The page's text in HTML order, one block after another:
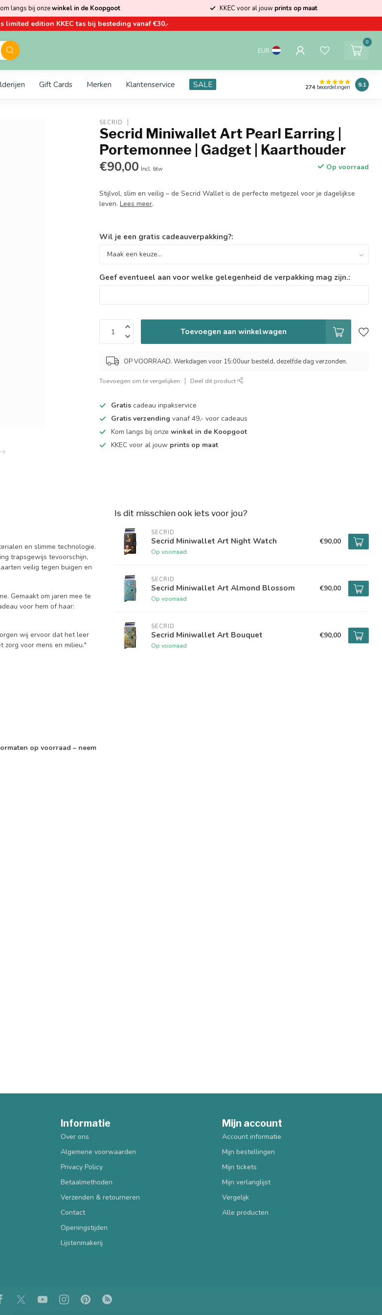
langs bij onzewinkel in de Koopgoot KKEC voor al jouw prints op maat
limited edition KKEC tas bij besteding vanaf €30,-
EUR
0
Gift Cards Merken Klantenservice SALE 274 beoordelingen 9.1
SECRID
Secrid Miniwallet Art Pearl Earring |
Portemonnee | Gadget | Kaarthouder
€90,00 Incl. btw Op voorraad
Stijlvol, slim en veilig – de Secrid Wallet is de perfecte metgezel voor je dagelijkse
leven.Lees meer.
Wil je een gratis cadeauverpakking?:
Geef eventueel aan voor welke gelegenheid de verpakking mag zijn.:
Toevoegen aan winkelwagen
OP VOORRAAD. Werkdagen voor 15:00uur besteld, dezelfde dag verzonden.
Toevoegen om te vergelijken Deel dit product
Gratis cadeau inpakservice
Gratis verzending vanaf 49,- voor cadeaus
Kom langs bij onzewinkel in de Koopgoot
KKEC voor al jouw prints op maat
en slimme technologie.
trapsgewijs tevoorschijn,
veilig tegen buigen en
Gemaakt om jaren mee te
voor hem of haar:
wij ervoor dat het leer
voor mens en milieu."
op voorraad – neem
Is dit misschien ook iets voor jou?
SECRID
Secrid Miniwallet Art Night Watch
Op voorraad
€90,00
SECRID
Secrid Miniwallet Art Almond Blossom
Op voorraad
€90,00
SECRID
Secrid Miniwallet Art Bouquet
Op voorraad
€90,00
Informatie
Over ons
Algemene voorwaarden
Privacy Policy
Betaalmethoden
Verzenden & retourneren
Contact
Openingstijden
Lijstenmakerij
Mijn account
Account informatie
Mijn bestellingen
Mijn tickets
Mijn verlanglijst
Vergelijk
Alle producten